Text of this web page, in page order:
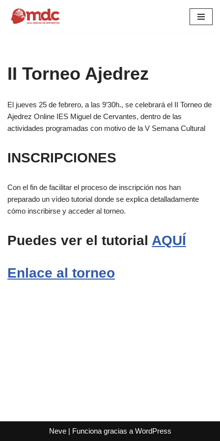
Saltar
II Torneo Ajedrez
El jueves 25 de febrero, a las 9’30h., se celebrará el II Torneo de
Ajedrez Online IES Miguel de Cervantes, dentro de las
actividades programadas con motivo de la V Semana Cultural
INSCRIPCIONES
Con el fin de facilitar el proceso de inscripción nos han
preparado un vídeo tutorial donde se explica detalladamente
cómo inscribirse y acceder al torneo.
Puedes ver el tutorial AQUÍ
Enlace al torneo
Neve| Funciona gracias a WordPress